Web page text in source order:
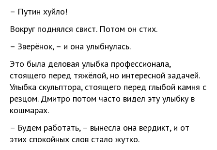
– Путин хуйло!
Вокруг поднялся свист. Потом он стих.
– Зверёнок, – и она улыбнулась.
Это была деловая улыбка профессионала,
стоящего перед тяжёлой, но интересной задачей.
Улыбка скульптора, стоящего перед глыбой камня с
резцом. Дмитро потом часто видел эту улыбку в
кошмарах.
– Будем работать, – вынесла она вердикт, и от
этих спокойных слов стало жутко.